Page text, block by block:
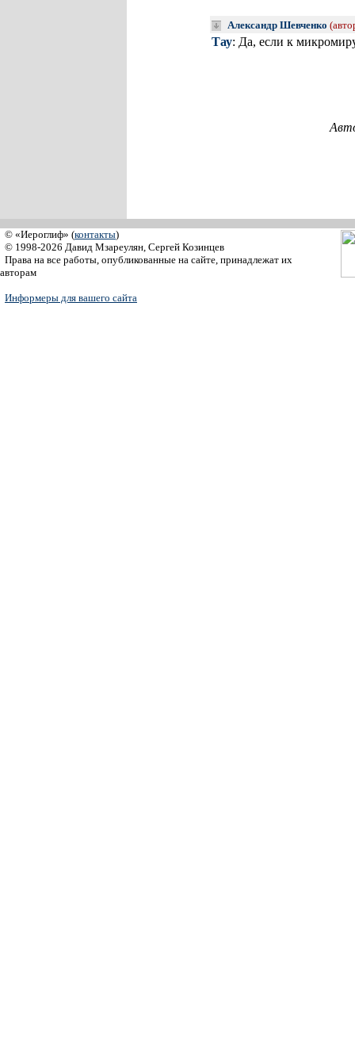
Александр Шевченко
Тау: Да, если к
© «Иероглиф» (контакты)
© 1998-2026 Давид Мзареулян, Сергей Козинцев
Права на все работы, опубликованные на сайте, принадлежат их
авторам
Информеры для вашего сайта